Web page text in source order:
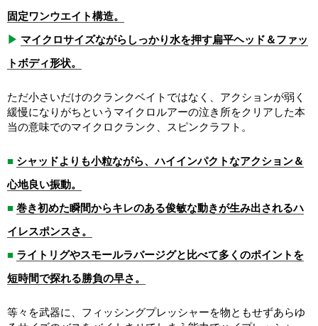
固定ワンウエイト構造。
▶ マイクロサイズながらしっかり水を押す扁平ヘッド＆ファッ
トボディ形状。
ただ小さいだけのクランクベイトではなく、アクションが弱く
緩慢になりがちというマイクロルアーの泣き所をクリアした本
当の意味でのマイクロクランク、スピンクラフト。
■ シャッドよりも小粒ながら、ハイインパクトなアクション＆
心地良い振動。
■ 巻き初めた瞬間からキレのある俊敏な動きが生み出されるハ
イレスポンスさ。
■ ライトリグやスモールラバージグと比べて多くのポイントを
短時間で探れる勝負の早さ。
等々を武器に、フィッシングプレッシャーを物ともせずあらゆ